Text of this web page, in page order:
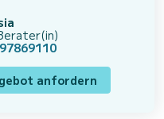
anfordern